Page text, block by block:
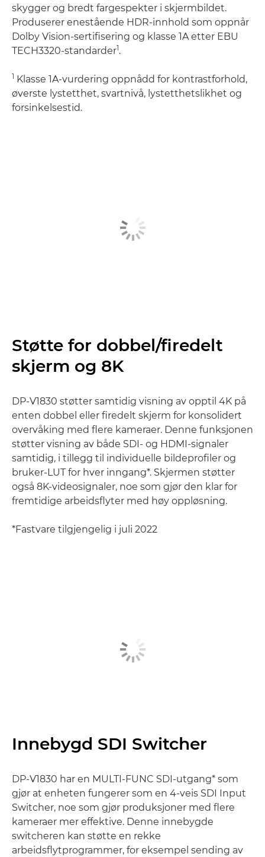
skygger og bredt fargespekter i skjermbildet.
Produserer enestående HDR-innhold som oppnår
Dolby Vision-sertifisering og klasse 1A etter EBU
TECH3320-standarder1.
1 Klasse 1A-vurdering oppnådd for kontrastforhold,
øverste lystetthet, svartnivå, lystetthetslikhet og
forsinkelsestid.
Støtte for dobbel/firedelt
skjerm og 8K
DP-V1830 støtter samtidig visning av opptil 4K på
enten dobbel eller firedelt skjerm for konsolidert
overvåking med flere kameraer. Denne funksjonen
støtter visning av både SDI- og HDMI-signaler
samtidig, i tillegg til individuelle bildeprofiler og
bruker-LUT for hver inngang*. Skjermen støtter
også 8K-videosignaler, noe som gjør den klar for
fremtidige arbeidsflyter med høy oppløsning.
*Fastvare tilgjengelig i juli 2022
Innebygd SDI Switcher
DP-V1830 har en MULTI-FUNC SDI-utgang* som
gjør at enheten fungerer som en 4-veis SDI Input
Switcher, noe som gjør produksjoner med flere
kameraer mer effektive. Denne innebygde
switcheren kan støtte en rekke
arbeidsflytprogrammer, for eksempel sending av